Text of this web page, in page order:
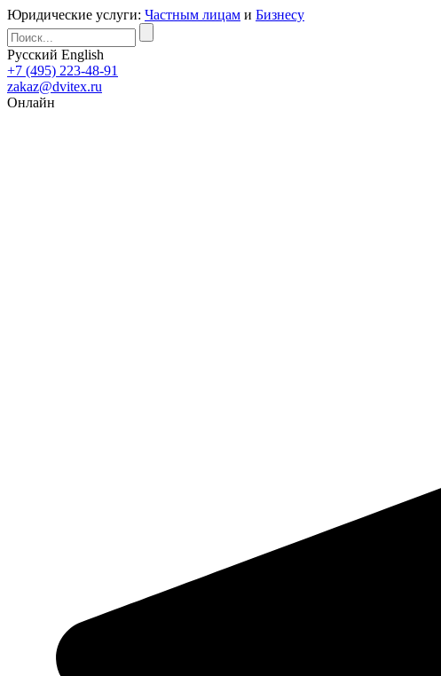
Юридические услуги: Частным лицам и Бизнесу
Русский English
+7 (495) 223-48-91
zakaz@dvitex.ru
Онлайн